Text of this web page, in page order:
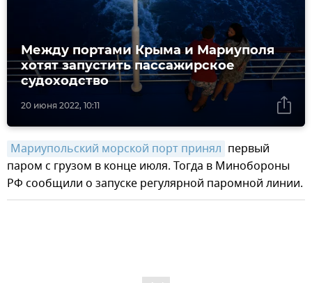
20 июня 2022, 10:11
Между портами Крыма и Мариуполя
хотят запустить пассажирское
судоходство
Мариупольский морской порт принял первый
паром с грузом в конце июля. Тогда в Минобороны
РФ сообщили о запуске регулярной паромной линии.